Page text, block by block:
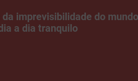
imprevisibilidade do
a dia tranquilo